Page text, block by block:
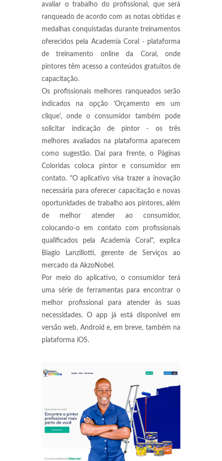
avaliar o trabalho do profissional, que será
ranqueado de acordo com as notas obtidas e
medalhas conquistadas durante treinamentos
oferecidos pela Academia Coral - plataforma
de treinamento online da Coral, onde
pintores têm acesso a conteúdos gratuitos de
capacitação.
Os profissionais melhores ranqueados serão
indicados na opção 'Orçamento em um
clique', onde o consumidor também pode
solicitar indicação de pintor - os três
melhores avaliados na plataforma aparecem
como sugestão. Daí para frente, o Páginas
Coloridas coloca pintor e consumidor em
contato. "O aplicativo visa trazer a inovação
necessária para oferecer capacitação e novas
oportunidades de trabalho aos pintores, além
de melhor atender ao consumidor,
colocando-o em contato com profissionais
qualificados pela Academia Coral", explica
Biagio Lanzillotti, gerente de Serviços ao
mercado da AkzoNobel.
Por meio do aplicativo, o consumidor terá
uma série de ferramentas para encontrar o
melhor profissional para atender às suas
necessidades. O app já está disponível em
versão web, Android e, em breve, também na
plataforma iOS.